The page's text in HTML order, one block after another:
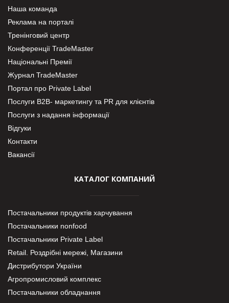
Наша команда
Реклама на порталі
Тренінговий центр
Конференції TradeMaster
Національні Премії
Журнал TradeMaster
Портал про Private Label
Послуги В2В- маркетингу та PR для клієнтів
Послуги з надання інформації
Відгуки
Контакти
Вакансії
КАТАЛОГ КОМПАНИЙ
Постачальники продуктів харчування
Постачальники nonfood
Постачальники Private Label
Retail. Роздрібні мережі, Магазини
Дистрибутори України
Агропромисловий комплекс
Постачальники обладнання